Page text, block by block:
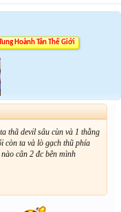
Hoành Tân Thế Giới
thã devil sâu cùn và 1 thằng
còn ta và lò gạch thũ phía
cân 2 đc bên mình